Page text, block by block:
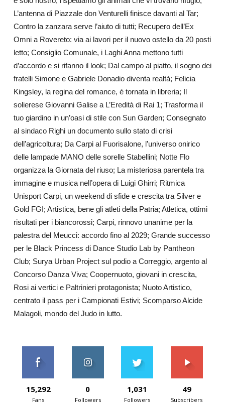
L’antenna di Piazzale don Venturelli finisce davanti al Tar;
Contro la zanzara serve l’aiuto di tutti; Recupero dell’Ex
Omni a Rovereto: via ai lavori per il nuovo ostello da 20 posti
letto; Consiglio Comunale, i Laghi Anna mettono tutti
d’accordo e si rifanno il look; Dal campo al piatto, il sogno dei
fratelli Simone e Gabriele Donadio diventa realtà; Felicia
Kingsley, la regina del romance, è tornata in libreria; Il
solierese Giovanni Galise a L’Eredità di Rai 1; Trasforma il
tuo giardino in un’oasi di stile con Sun Garden; Consegnato
al sindaco Righi un documento sullo stato di crisi
dell’agricoltura; Da Carpi al Fuorisalone, l’universo onirico
delle lampade MANO delle sorelle Stabellini; Notte Flo
organizza la Giornata del riuso; La misteriosa parentela tra
immagine e musica nell’opera di Luigi Ghirri; Ritmica
Unisport Carpi, un weekend di sfide e crescita tra Silver e
Gold FGI; Artistica, bene gli atleti della Patria; Atletica, ottimi
risultati per i biancorossi; Carpi, rinnovo unanime per la
palestra del Meucci: accordo fino al 2029; Grande successo
per le Black Princess di Dance Studio Lab by Pantheon
Club; Surya Urban Project sul podio a Correggio, argento al
Concorso Danza Viva; Coopernuoto, giovani in crescita,
Rosi ai vertici e Paltrinieri protagonista; Nuoto Artistico,
centrato il pass per i Campionati Estivi; Scomparso Alcide
Malagoli, mondo del Judo in lutto.
15,292
Fans
0
Followers
1,031
Followers
49
Subscribers